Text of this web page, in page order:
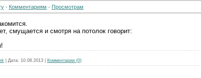
· Комментариям · Просмотрам
смущается и смотря на потолок говорит:
Дата: 10.08.2013 Комментарии (0)